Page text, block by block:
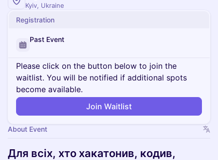
Kyiv, Ukraine
Registration
Past Event
Please click on the button below to join the
waitlist. You will be notified if additional spots
become available.
Join Waitlist
About Event
Для всіх, хто хакатонив, кодив,